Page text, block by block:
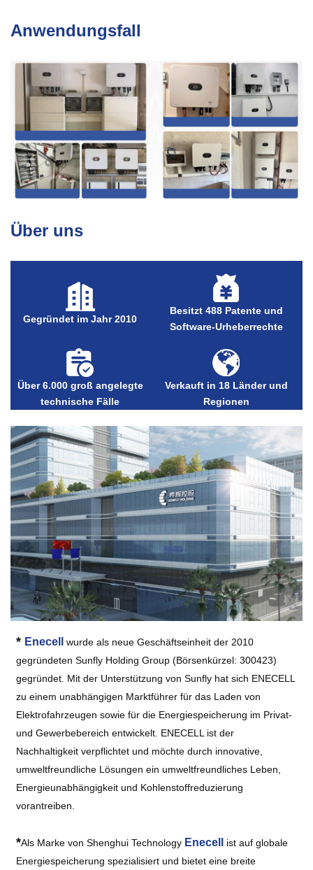
Anwendungsfall
Über uns
Gegründet im Jahr 2010
Besitzt 488 Patente und
Software-Urheberrechte
Über 6.000 groß angelegte
technische Fälle
Verkauft in 18 Länder und
Regionen
* Enecellwurde als neue Geschäftseinheit der 2010
gegründeten Sunfly Holding Group (Börsenkürzel: 300423)
gegründet. Mit der Unterstützung von Sunfly hat sich ENECELL
zu einem unabhängigen Marktführer für das Laden von
Elektrofahrzeugen sowie für die Energiespeicherung im Privat-
und Gewerbebereich entwickelt. ENECELL ist der
Nachhaltigkeit verpflichtet und möchte durch innovative,
umweltfreundliche Lösungen ein umweltfreundliches Leben,
Energieunabhängigkeit und Kohlenstoffreduzierung
vorantreiben.
*Als Marke von Shenghui Technology Enecell ist auf globale
Energiespeicherung spezialisiert und bietet eine breite